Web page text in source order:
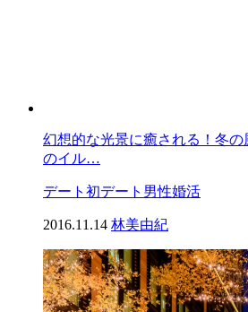
幻想的な光景に癒される！冬
のイル…
デート 初デート 男性婚活
2016.11.14 林美由紀